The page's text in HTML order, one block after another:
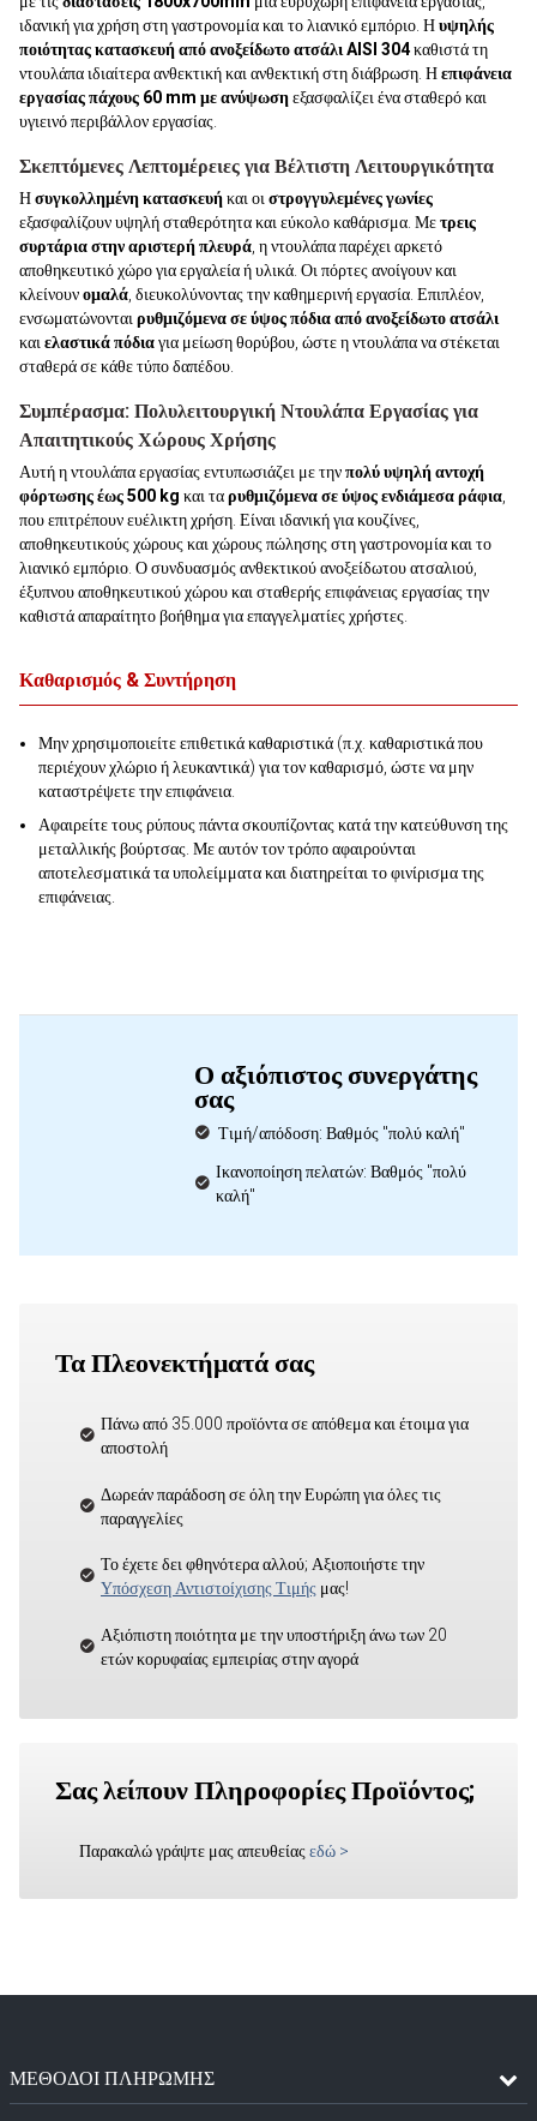
ιδανική για χρήση στη γαστρονομία και το λιανικό εμπόριο. Ηυψηλής
ποιότητας κατασκευή από ανοξείδωτο ατσάλι AISI 304καθιστά τη
ντουλάπα ιδιαίτερα ανθεκτική και ανθεκτική στη διάβρωση. Ηεπιφάνεια
εργασίας πάχους 60 mm με ανύψωσηεξασφαλίζει ένα σταθερό και
υγιεινό περιβάλλον εργασίας.
Σκεπτόμενες Λεπτομέρειες για Βέλτιστη Λειτουργικότητα
Ησυγκολλημένη κατασκευήκαι οι στρογγυλεμένες γωνίες
εξασφαλίζουν υψηλή σταθερότητα και εύκολο καθάρισμα. Μετρεις
συρτάρια στην αριστερή πλευρά , η ντουλάπα παρέχει αρκετό
αποθηκευτικό χώρο για εργαλεία ή υλικά. Οι πόρτες ανοίγουν και
κλείνουνομαλά , διευκολύνοντας την καθημερινή εργασία. Επιπλέον,
ενσωματώνονται ρυθμιζόμενα σε ύψος πόδια από ανοξείδωτο ατσάλι
και ελαστικά πόδιαγια μείωση θορύβου, ώστε η ντουλάπα να στέκεται
σταθερά σε κάθε τύπο δαπέδου.
Συμπέρασμα: Πολυλειτουργική Ντουλάπα Εργασίας για
Απαιτητικούς Χώρους Χρήσης
Αυτή η ντουλάπα εργασίας εντυπωσιάζει με τηνπολύ υψηλή αντοχή
φόρτωσης έως 500 kg και ταρυθμιζόμενα σε ύψος ενδιάμεσα ράφια
που επιτρέπουν ευέλικτη χρήση. Είναι ιδανική για κουζίνες,
αποθηκευτικούς χώρους και χώρους πώλησης στη γαστρονομία και το
λιανικό εμπόριο. Ο συνδυασμός ανθεκτικού ανοξείδωτου ατσαλιού,
έξυπνου αποθηκευτικού χώρου και σταθερής επιφάνειας εργασίας την
καθιστά απαραίτητο βοήθημα για επαγγελματίες χρήστες.
Καθαρισμός & Συντήρηση
Μην χρησιμοποιείτε επιθετικά καθαριστικά (π.χ. καθαριστικά που
περιέχουν χλώριο ή λευκαντικά) για τον καθαρισμό, ώστε να μην
καταστρέψετε την επιφάνεια.
Αφαιρείτε τους ρύπους πάντα σκουπίζοντας κατά την κατεύθυνση της
μεταλλικής βούρτσας. Με αυτόν τον τρόπο αφαιρούνται
αποτελεσματικά τα υπολείμματα και διατηρείται το φινίρισμα της
επιφάνειας.
Ο αξιόπιστος συνεργάτης
σας
Τιμή/απόδοση: Βαθμός "πολύ καλή"
Ικανοποίηση πελατών: Βαθμός "πολύ
καλή"
Τα Πλεονεκτήματά σας
Πάνω από 35.000 προϊόντα σε απόθεμα και έτοιμα για
αποστολή
Δωρεάν παράδοση σε όλη την Ευρώπη για όλες τις
παραγγελίες
Το έχετε δει φθηνότερα αλλού; Αξιοποιήστε την
Υπόσχεση Αντιστοίχισης Τιμής μας!
Αξιόπιστη ποιότητα με την υποστήριξη άνω των 20
ετών κορυφαίας εμπειρίας στην αγορά
Σας λείπουν Πληροφορίες Προϊόντος;
Παρακαλώ γράψτε μας απευθείας εδώ >
ΜΈΘΟΔΟΙ ΠΛΗΡΩΜΉΣ